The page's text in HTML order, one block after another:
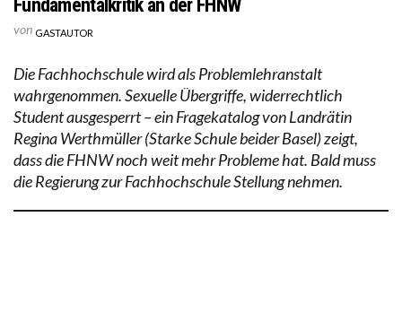
Fundamentalkritik an der FHNW
von GASTAUTOR
Die Fachhochschule wird als Problemlehranstalt
wahrgenommen. Sexuelle Übergriffe, widerrechtlich
Student ausgesperrt – ein Fragekatalog von Landrätin
Regina Werthmüller (Starke Schule beider Basel) zeigt,
dass die FHNW noch weit mehr Probleme hat. Bald muss
die Regierung zur Fachhochschule Stellung nehmen.